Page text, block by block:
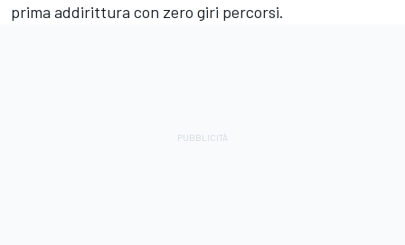
prima addirittura con zero giri percorsi.